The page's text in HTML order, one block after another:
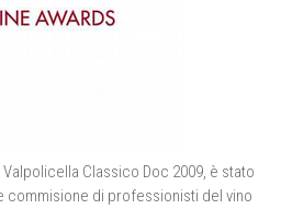
Classico Doc 2009, è stato
commisione di professionisti del vino